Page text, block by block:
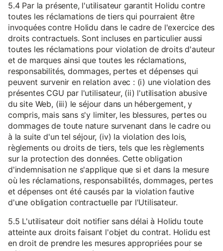
5.4 Par la présente, l'utilisateur garantit Holidu contre
toutes les réclamations de tiers qui pourraient être
invoquées contre Holidu dans le cadre de l'exercice des
droits contractuels. Sont incluses en particulier aussi
toutes les réclamations pour violation de droits d'auteur
et de marques ainsi que toutes les réclamations,
responsabilités, dommages, pertes et dépenses qui
peuvent survenir en relation avec : (i) une violation des
présentes CGU par l'utilisateur, (ii) l'utilisation abusive
du site Web, (iii) le séjour dans un hébergement, y
compris, mais sans s'y limiter, les blessures, pertes ou
dommages de toute nature survenant dans le cadre ou
à la suite d'un tel séjour, (iv) la violation des lois,
règlements ou droits de tiers, tels que les règlements
sur la protection des données. Cette obligation
d'indemnisation ne s'applique que si et dans la mesure
où les réclamations, responsabilités, dommages, pertes
et dépenses ont été causés par la violation fautive
d'une obligation contractuelle par l'Utilisateur.
5.5 L'utilisateur doit notifier sans délai à Holidu toute
atteinte aux droits faisant l'objet du contrat. Holidu est
en droit de prendre les mesures appropriées pour se